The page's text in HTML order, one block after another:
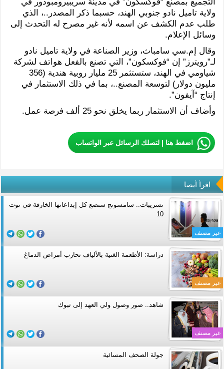
ولاية تاميل نادو جنوبي الهند، حسبما ذكر المصدر..، الذي
طلب عدم الكشف عن اسمه لأنه غير مصرح له التحدث إلى
وسائل الإعلام.
وقال إم.سي سامباث، وزير الصناعة في ولاية تاميل نادو
لـ”رويترز” إن “فوكسكون”، التي تصنع بالفعل هواتف لشركة
شياومي في الهند، ستستثمر 25 مليار روبية هندية (356
مليون دولار) لتوسعة المصنع..، بما في ذلك الاستثمار في
إنتاج “آيفون”.
وأضاف أن الاستثمار ربما يخلق نحو 25 ألف فرصة عمل.
اضغط هنا | لتصلك الرسائل عبر الواتساب
اقرأ أيضا
غير مصنف
تسريبات.. سامسونج ستضع كل إبداعاتها الخارقة في نوت
10
غير مصنف
دراسة: الأطعمة الغنية بالألياف تحارب أمراض الدماغ
غير مصنف
شاهد.. صور وصول ولي العهد إلى تبوك
جولة الصحف المسائية